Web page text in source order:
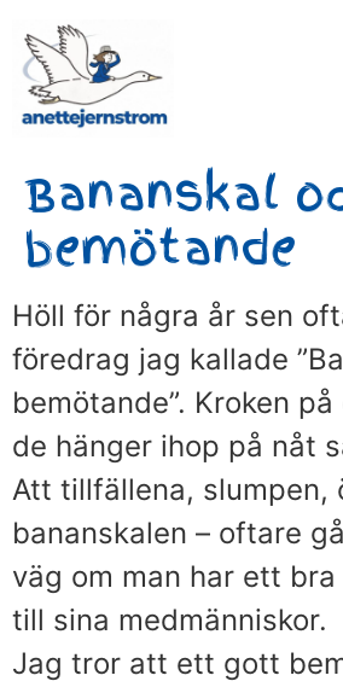
Bananskal
bemötande
Höll för några år sen
föredrag jag kallade
bemötande”. Kroken
de hänger ihop på nåt
Att tillfällena, slumpen,
bananskalen – oftare
väg om man har ett
till sina medmänniskor.
Jag tror att ett gott